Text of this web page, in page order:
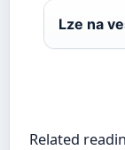
Lze na
Related